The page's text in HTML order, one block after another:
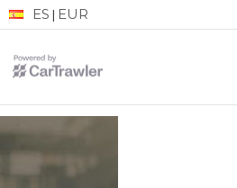
ES | EUR